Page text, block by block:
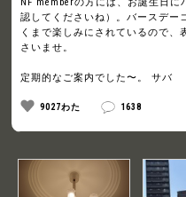
認してくださいね）。バースデー
くまで楽しみにされているので
さいませ。
定期的なご案内でした〜。 サバ
9027わた 1638